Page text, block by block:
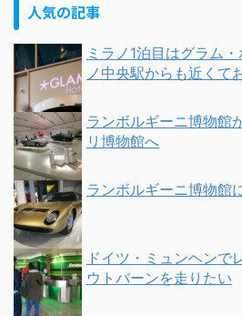
人気の記事
ミラノ1泊目はグラム
ノ中央駅からも近くて
ランボルギーニ博物館
リ博物館へ
ランボルギーニ博物館
ドイツ・ミュンヘンで
ウトバーンを走りたい